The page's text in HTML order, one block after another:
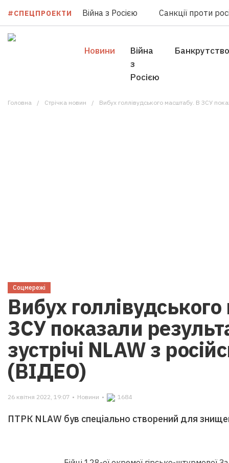
#СПЕЦПРОЕКТИ Війна з Росією Санкції проти
Новини
Війна
з
Росією
Банкрутство
Головна Стрічка новин Вибух голлівудського масштабу. В ЗСУ показали
Соцмережі
Вибух
ЗСУ показали
зустрічі NLAW з
(ВІДЕО)
26 квітня 2022, 19:07 • Новини • 1684
ПТРК NLAW був спеціально створений для